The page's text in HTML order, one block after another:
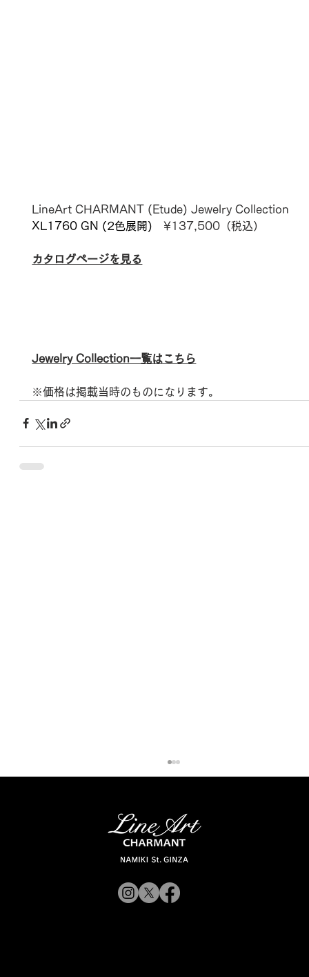
LineArt CHARMANT ( Etude) Jewelry Collection
XL1760 GN (2色展開) ¥137 ,500（税込）
カタログページを見る
Jewelry Collection一覧はこちら
※価格は掲載当時のものになります。